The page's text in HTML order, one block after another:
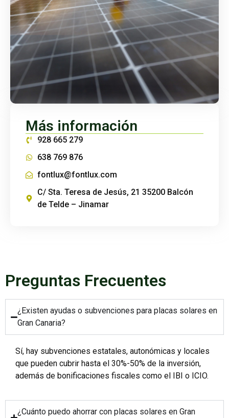
Más información
928 665 279
638 769 876
fontlux@fontlux.com
C/ Sta. Teresa de Jesús, 21 35200 Balcón
de Telde – Jinamar
Preguntas Frecuentes
¿Existen ayudas o subvenciones para placas solares en
Gran Canaria?
Sí, hay subvenciones estatales, autonómicas y locales
que pueden cubrir hasta el 30%-50% de la inversión,
además de bonificaciones fiscales como el IBI o ICIO.
¿Cuánto puedo ahorrar con placas solares en Gran